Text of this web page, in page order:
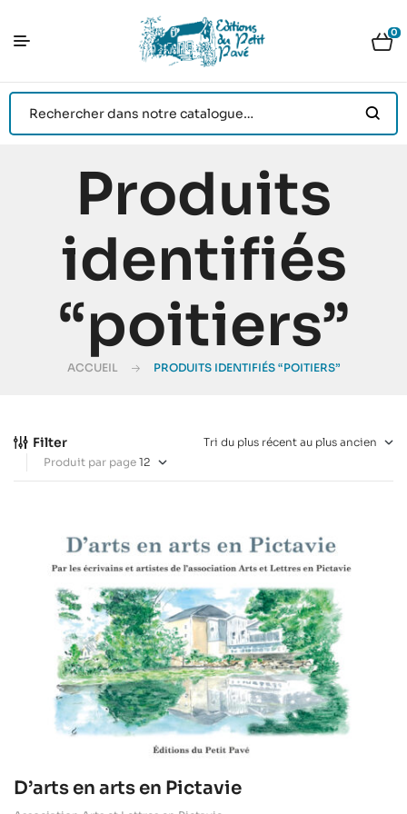
0
Produits
identifiés
“poitiers”
ACCUEIL PRODUITS IDENTIFIÉS “POITIERS”
Filter
Produit par page
D’arts en arts en Pictavie